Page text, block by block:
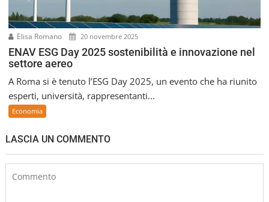
Elisa Romano 20 novembre 2025
ENAV ESG Day 2025 sostenibilità e innovazione nel
settore aereo
A Roma si è tenuto l’ESG Day 2025, un evento che ha riunito
esperti, università, rappresentanti...
Economia
LASCIA UN COMMENTO